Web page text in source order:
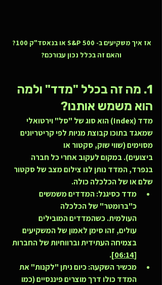
אז איך משקיעים ב- S&P 500 או בנאסד"ק 100?
והאם זה בכלל נכון עבורכם?
1. מה זה בכלל "מדד" ולמה
הוא משמש אותנו?
מדד (Index) הוא סוג של "סל" וירטואלי
שמאגד בתוכו קבוצת מניות לפי קריטריונים
מסוימים (שווי שוק, סקטור או
ביצועים). במקום לעקוב אחרי כל חברה
בנפרד, המדד נותן לנו צילום מצב של סקטור
שלם או של הכלכלה כולה.
מדד כסיגנל: המדדים משמשים
כ"ברומטר" של הכלכלה
העולמית. כשהמדדים המובילים
עולים, זהו סימן לאמון של המשקיעים
בצמיחה העתידית וברווחיות של החברות
[06:14]
.
מכשיר השקעה: כיום ניתן "לקנות" את
המדד כולו דרך מוצרים פיננסיים (כמו